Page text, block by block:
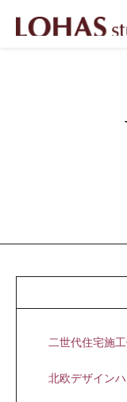
二世代住宅施工
北欧デザイン